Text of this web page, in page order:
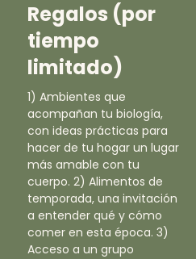
Regalos (por
tiempo
limitado)
1) Ambientes que
acompañan tu biología,
con ideas prácticas para
hacer de tu hogar un lugar
más amable con tu
cuerpo. 2) Alimentos de
temporada, una invitación
a entender qué y cómo
comer en esta época. 3)
Acceso a un grupo